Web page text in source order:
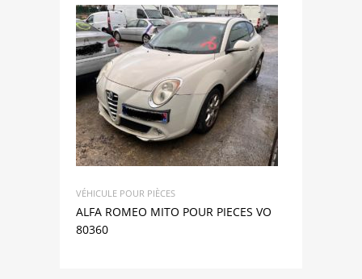
VÉHICULE POUR PIÈCES
ALFA ROMEO MITO POUR PIECES VO
80360